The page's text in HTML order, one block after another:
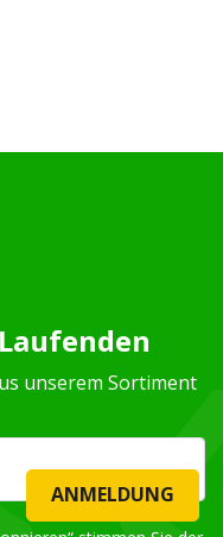
unserem Sortiment
ANMELDUNG